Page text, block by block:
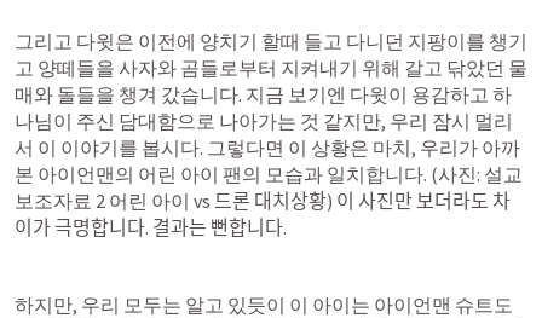
그리고 다윗은 이전에 양치기 할때 들고 다니던 지팡이를 챙기
고 양떼들을 사자와 곰들로부터 지켜내기 위해 갈고 닦았던 물
매와 돌들을 챙겨 갔습니다. 지금 보기엔 다윗이 용감하고 하
나님이 주신 담대함으로 나아가는 것 같지만, 우리 잠시 멀리
서 이 이야기를 봅시다. 그렇다면 이 상황은 마치, 우리가 아까
본 아이언맨의 어린 아이 팬의 모습과 일치합니다. (사진: 설교
보조자료 2 어린 아이 vs 드론 대치상황) 이 사진만 보더라도 차
이가 극명합니다. 결과는 뻔합니다.
하지만, 우리 모두는 알고 있듯이 이 아이는 아이언맨 슈트도